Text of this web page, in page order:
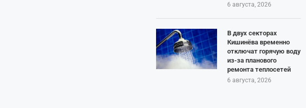
6 августа, 2026
В двух секторах
Кишинёва временно
отключат горячую воду
из-за планового
ремонта теплосетей
6 августа, 2026